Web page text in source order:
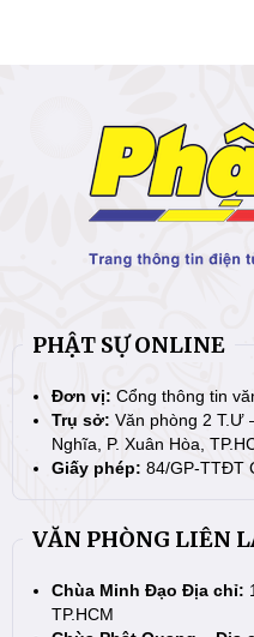
PHẬT SỰ ONLINE
Đơn vị: Cổng thông tin
Trụ sở: Văn phòng 2 T.Ư
Nghĩa, P. Xuân Hòa,
Giấy phép: 84/GP-TTĐT
VĂN PHÒNG LIÊN
Chùa Minh Đạo Địa chỉ:
TP.HCM